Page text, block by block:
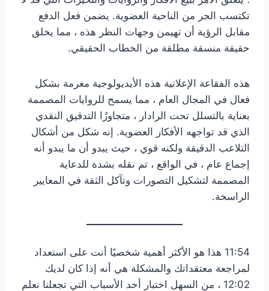
تكتسب الجر من الناحية العضوية. يضمن فعل الدفع
مقابل الرؤية أن تهيمن وجهات النظر هذه ، مما يخلق
حقيقة منسقة مطلقة من الخطاب الحقيقي.
هذه الفقاعة الإعلانية هذه الأيديولوجية مغرمة بشكل
فعال في المجال العام ، مما يسمح للروايات المصممة
بعناية بالتسلل تحت الرادار ، متجاوزًا التدقيق النقدي
الذي قد تواجهه الأفكار العضوية. إنه شكل من أشكال
التلاعب الدقيقة ولكنه قوي ، حيث يبدو أن ما يبدو أنه
إجماع عام ، في الواقع ، تم نقله بشدة للدعاية
المصممة لتشكيل التصورات وتآكل الثقة في المعايير
الراسخة.
11:54 هذا هو الأكثر أهمية شخصيًا أنت على استعداد
لمراجعة معتقداتك والمشكلة هي أنه إذا كان لديك
12:02 ، من السهل اختبار أحد الأسباب التي تجعلنا نعلم